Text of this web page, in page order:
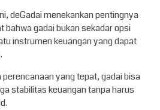
deGadai menekankan pentingnya
bahwa gadai bukan sekadar opsi
instrumen keuangan yang dapat
perencanaan yang tepat, gadai bisa
stabilitas keuangan tanpa harus